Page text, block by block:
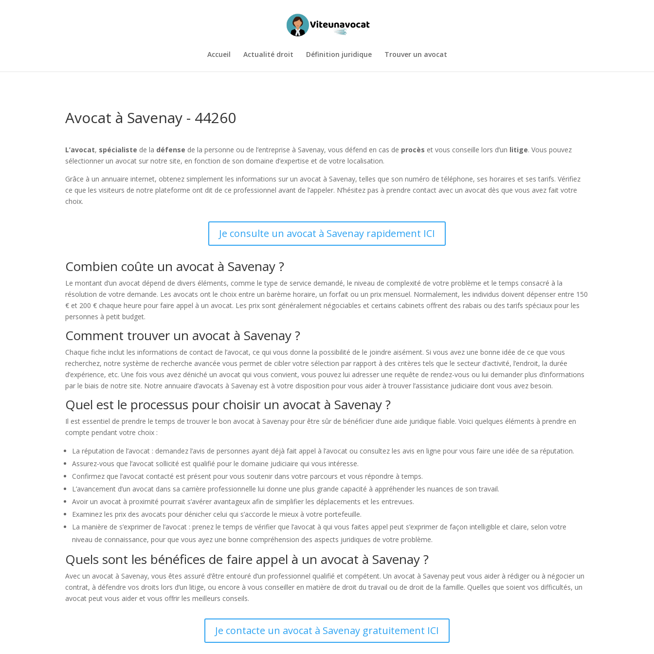
Accueil Actualité droit Définition juridique Trouver un avocat
Avocat à Savenay - 44260
L’avocat, spécialiste de la défense de la personne ou de l’entreprise à Savenay, vous défend en cas de procès et vous conseille lors d’un litige. Vous pouvez
sélectionner un avocat sur notre site, en fonction de son domaine d’expertise et de votre localisation.
Grâce à un annuaire internet, obtenez simplement les informations sur un avocat à Savenay, telles que son numéro de téléphone, ses horaires et ses tarifs. Vérifiez
ce que les visiteurs de notre plateforme ont dit de ce professionnel avant de l’appeler. N’hésitez pas à prendre contact avec un avocat dès que vous avez fait votre
choix.
Je consulte un avocat à Savenay rapidement ICI
Combien coûte un avocat à Savenay ?
Le montant d’un avocat dépend de divers éléments, comme le type de service demandé, le niveau de complexité de votre problème et le temps consacré à la
résolution de votre demande. Les avocats ont le choix entre un barème horaire, un forfait ou un prix mensuel. Normalement, les individus doivent dépenser entre 150
€ et 200 € chaque heure pour faire appel à un avocat. Les prix sont généralement négociables et certains cabinets offrent des rabais ou des tarifs spéciaux pour les
personnes à petit budget.
Comment trouver un avocat à Savenay ?
Chaque fiche inclut les informations de contact de l’avocat, ce qui vous donne la possibilité de le joindre aisément. Si vous avez une bonne idée de ce que vous
recherchez, notre système de recherche avancée vous permet de cibler votre sélection par rapport à des critères tels que le secteur d’activité, l’endroit, la durée
d’expérience, etc. Une fois vous avez déniché un avocat qui vous convient, vous pouvez lui adresser une requête de rendez-vous ou lui demander plus d’informations
par le biais de notre site. Notre annuaire d’avocats à Savenay est à votre disposition pour vous aider à trouver l’assistance judiciaire dont vous avez besoin.
Quel est le processus pour choisir un avocat à Savenay ?
Il est essentiel de prendre le temps de trouver le bon avocat à Savenay pour être sûr de bénéficier d’une aide juridique fiable. Voici quelques éléments à prendre en
compte pendant votre choix :
La réputation de l’avocat : demandez l’avis de personnes ayant déjà fait appel à l’avocat ou consultez les avis en ligne pour vous faire une idée de sa réputation.
Assurez-vous que l’avocat sollicité est qualifié pour le domaine judiciaire qui vous intéresse.
Confirmez que l’avocat contacté est présent pour vous soutenir dans votre parcours et vous répondre à temps.
L’avancement d’un avocat dans sa carrière professionnelle lui donne une plus grande capacité à appréhender les nuances de son travail.
Avoir un avocat à proximité pourrait s’avérer avantageux afin de simplifier les déplacements et les entrevues.
Examinez les prix des avocats pour dénicher celui qui s’accorde le mieux à votre portefeuille.
La manière de s’exprimer de l’avocat : prenez le temps de vérifier que l’avocat à qui vous faites appel peut s’exprimer de façon intelligible et claire, selon votre
niveau de connaissance, pour que vous ayez une bonne compréhension des aspects juridiques de votre problème.
Quels sont les bénéfices de faire appel à un avocat à Savenay ?
Avec un avocat à Savenay, vous êtes assuré d’être entouré d’un professionnel qualifié et compétent. Un avocat à Savenay peut vous aider à rédiger ou à négocier un
contrat, à défendre vos droits lors d’un litige, ou encore à vous conseiller en matière de droit du travail ou de droit de la famille. Quelles que soient vos difficultés, un
avocat peut vous aider et vous offrir les meilleurs conseils.
Je contacte un avocat à Savenay gratuitement ICI